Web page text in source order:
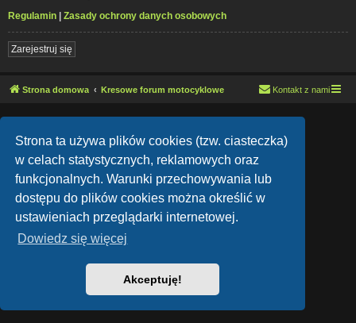
Strona ta używa plików cookies (tzw. ciasteczka)
w celach statystycznych, reklamowych oraz
funkcjonalnych. Warunki przechowywania lub
dostępu do plików cookies można określić w
ustawieniach przeglądarki internetowej.
Dowiedz się więcej
Akceptuję!
Regulamin | Zasady ochrony danych osobowych
Zarejestruj się
Strona domowa Kresowe forum motocyklowe Kontakt z nami
Style Version: 1.1.9
Polski pakiet językowy dostarczaphpBB.pl
Zasady ochrony danych osobowych|Regulamin